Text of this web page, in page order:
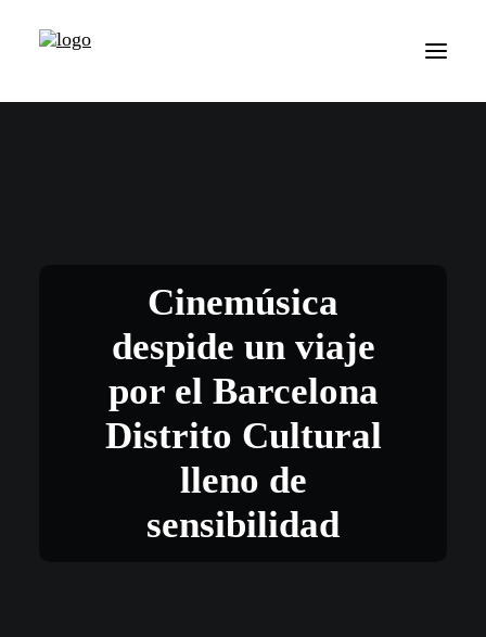
Cinemúsica
despide un viaje
por el Barcelona
Distrito Cultural
lleno de
sensibilidad